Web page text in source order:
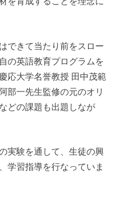
できて当たり前をスロー
の英語教育プログラムを
応大学名誉教授 田中茂範
部一先生監修の元のオリ
どの課題も出題しなが
実験を通して、生徒の興
学習指導を行なっていま